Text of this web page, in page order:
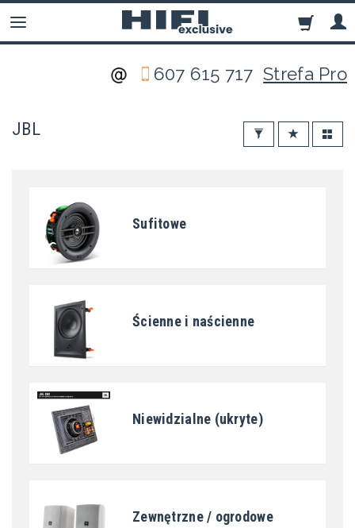
607 615 717Strefa Pro
JBL
Sufitowe
Ścienne i naścienne
Niewidzialne (ukryte)
Zewnętrzne / ogrodowe